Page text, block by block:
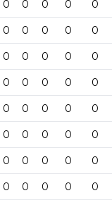
0 0 0 0 0
0 0 0 0 0
0 0 0 0 0
0 0 0 0 0
0 0 0 0 0
0 0 0 0 0
0 0 0 0 0
0 0 0 0 0